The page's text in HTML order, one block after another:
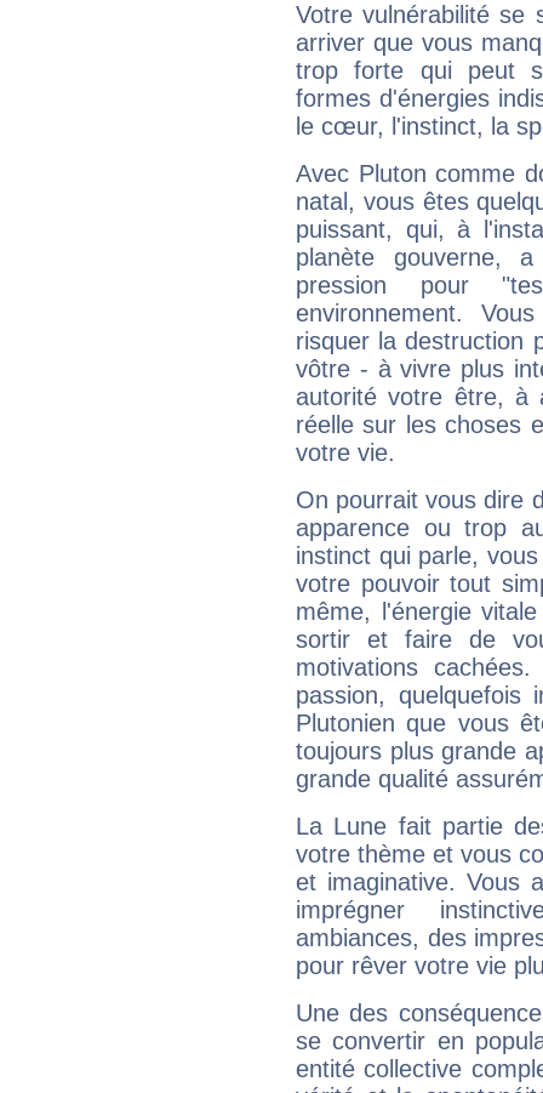
Votre vulnérabilité se
arriver que vous
trop forte qui peut
formes d'énergies
le cœur, l'instinct, la
Avec Pluton comme
natal, vous êtes
puissant, qui, à
planète gouverne,
pression pour
environnement.
risquer la destruction
vôtre - à vivre plus
autorité votre être, à
réelle sur les choses
votre vie.
On pourrait vous dire
apparence ou trop
instinct qui parle,
votre pouvoir tout
même, l'énergie
sortir et faire de
motivations
passion, quelquefois
Plutonien que vous
toujours plus grande
grande qualité
La Lune fait partie
votre thème et vous
et imaginative. Vous
imprégner
ambiances, des
pour rêver votre vie
Une des
se convertir en
entité collective